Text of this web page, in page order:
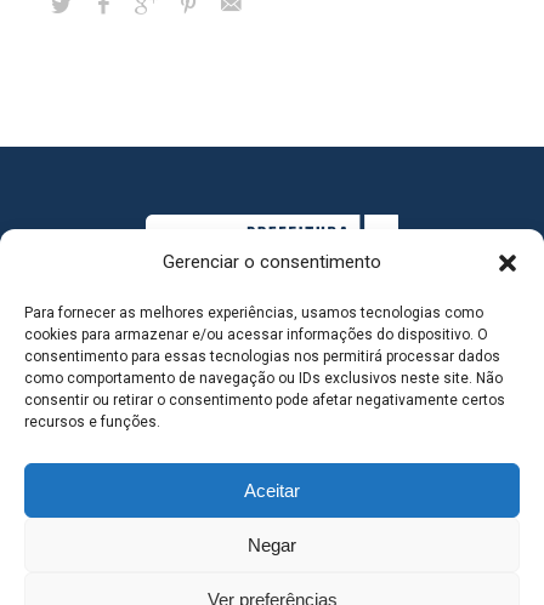
Gerenciar o consentimento
Para fornecer as melhores experiências, usamos tecnologias como
cookies para armazenar e/ou acessar informações do dispositivo. O
consentimento para essas tecnologias nos permitirá processar dados
como comportamento de navegação ou IDs exclusivos neste site. Não
consentir ou retirar o consentimento pode afetar negativamente certos
recursos e funções.
Aceitar
Negar
Ver preferências
MAPA DO SITE
SEDE DO ADMINISTRATIVO MUNICIPAL - Avenida